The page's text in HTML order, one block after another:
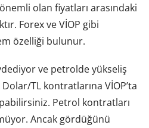
olan fiyatları arasındaki
Forex ve VİOP gibi
özelliği bulunur.
ve petrolde yükseliş
TL kontratlarına VİOP’ta
Petrol kontratları
Ancak gördüğünü